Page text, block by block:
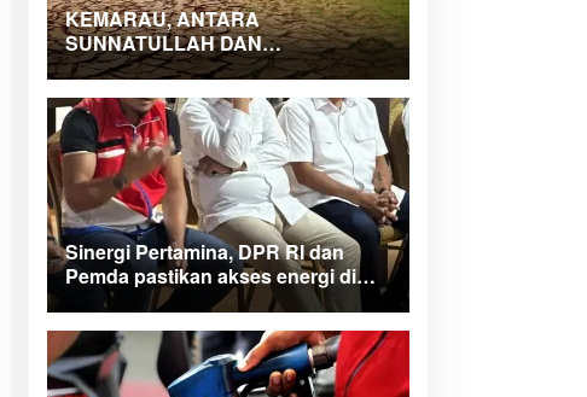
KEMARAU, ANTARA
SUNNATULLAH DAN
MUHASABAH
Sinergi Pertamina, DPR RI dan
Pemda pastikan akses energi di
Teluk Bintuni